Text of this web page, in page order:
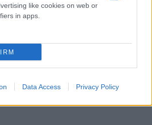
like cookies on web or
in apps.
Data Access Privacy Policy
για το τροχαίο στις